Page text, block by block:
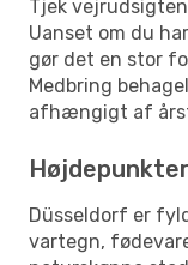
Tjek
Uanset om du
gør det en stor
Medbring
afhængigt af
Düsseldorf er
vartegn,